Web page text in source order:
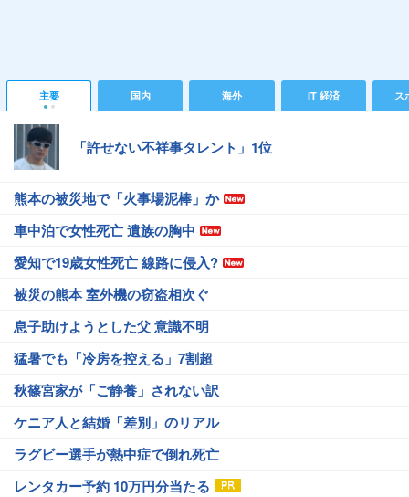
主要 国内 海外 IT 経済 ス
「許せない不祥事タレント」1位
熊本の被災地で「火事場泥棒」か
車中泊で女性死亡 遺族の胸中
愛知で19歳女性死亡 線路に侵入?
被災の熊本 室外機の窃盗相次ぐ
息子助けようとした父 意識不明
猛暑でも「冷房を控える」7割超
秋篠宮家が「ご静養」されない訳
ケニア人と結婚「差別」のリアル
ラグビー選手が熱中症で倒れ死亡
レンタカー予約 10万円分当たる